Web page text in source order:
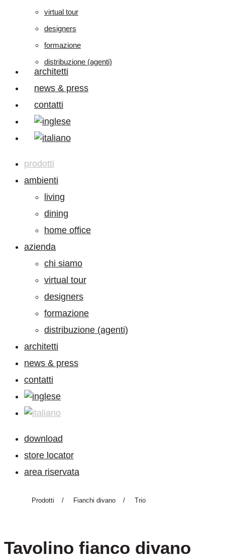
virtual tour
designers
formazione
distribuzione (agenti)
architetti
news & press
contatti
prodotti
ambienti
living
dining
home office
azienda
chi siamo
virtual tour
designers
formazione
distribuzione (agenti)
architetti
news & press
contatti
download
store locator
area riservata
Prodotti / Fianchi divano / Trio
Tavolino fianco divano